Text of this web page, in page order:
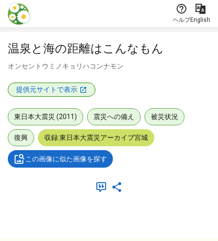
本文に飛ぶ
ヘルプEnglish
温泉と海の距離はこんなもん
オンセントウミノキョリハコンナモン
提供元サイトで表示
東日本大震災 (2011) 震災への備え 被災状況
復興 収録:東日本大震災アーカイブ宮城
この画像に似た画像を探す